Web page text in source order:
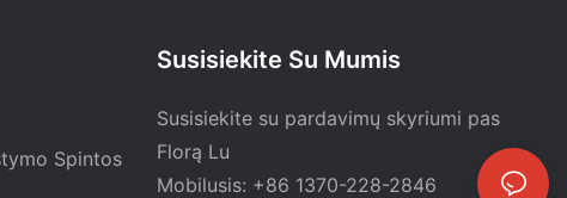
Spintos
Susisiekite Su Mumis
Susisiekite su pardavimų skyriumi pas
Florą Lu
Mobilusis: +86 1370-228-2846